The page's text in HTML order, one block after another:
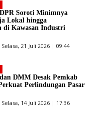
Soroti Minimnya
Lokal hingga
di Kawasan Industri
Selasa, 21 Juli 2026 | 09:44
DMM Desak Pemkab
Perlindungan Pasar
Selasa, 14 Juli 2026 | 17:36